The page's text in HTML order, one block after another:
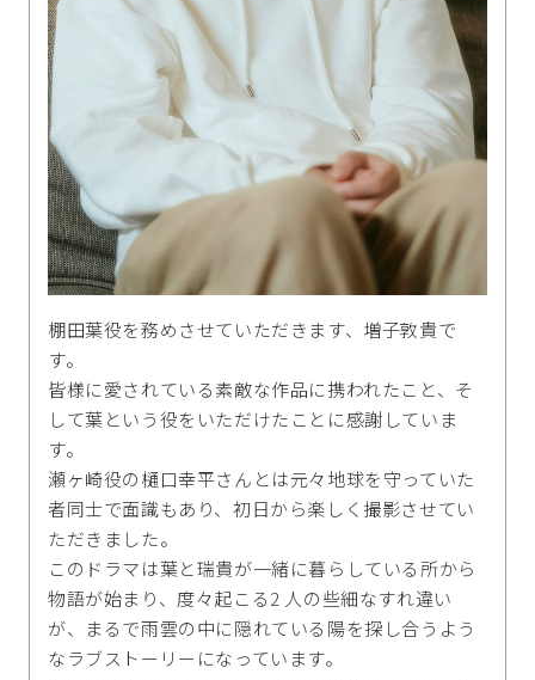
棚田葉役を務めさせていただきます、増子敦貴で
す。
皆様に愛されている素敵な作品に携われたこと、そ
して葉という役をいただけたことに感謝していま
す。
瀬ヶ崎役の樋口幸平さんとは元々地球を守っていた
者同士で面識もあり、初日から楽しく撮影させてい
ただきました。
このドラマは葉と瑞貴が一緒に暮らしている所から
物語が始まり、度々起こる2 人の些細なすれ違い
が、まるで雨雲の中に隠れている陽を探し合うよう
なラブストーリーになっています。